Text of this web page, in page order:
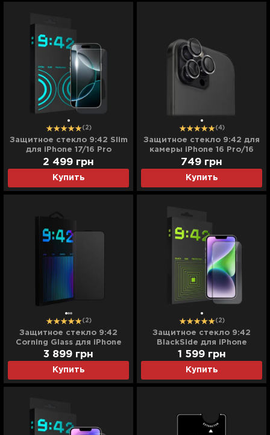
(2)
Защитное стекло 9:42 Slim
для iPhone 17/16 Pro
Купить
2 499 грн
(4)
Защитное стекло 9:42 для
камеры iPhone 16 Pro/16
Pro Max (Clear)
Купить
749 грн
(2)
Защитное стекло 9:42
Corning Glass для iPhone
17e/16e/14/13/13 Pro
Купить
3 899 грн
(2)
Защитное стекло 9:42
BlackSide для iPhone
17e/16e/14/13 Pro/13
Купить
1 599 грн